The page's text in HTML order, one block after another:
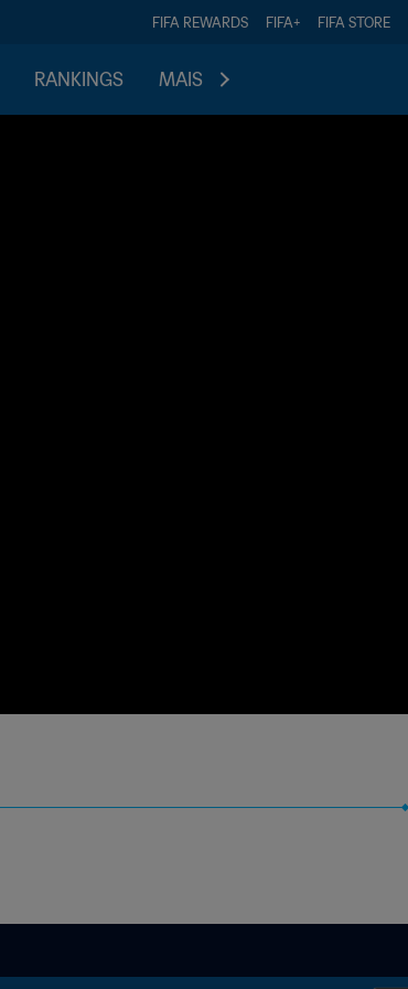
FIFA REWARDS FIFA+ FIFA STORE
RANKINGS MAIS